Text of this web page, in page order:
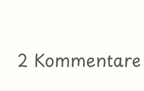
2 Kommentare